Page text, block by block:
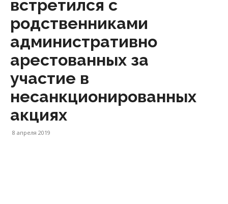
встретился с
родственниками
административно
арестованных за
участие в
несанкционированных
акциях
8 апреля 2019